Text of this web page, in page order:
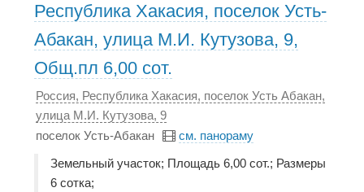
Республика Хакасия, поселок Усть-
Абакан, улица М.И. Кутузова, 9,
Общ.пл 6,00 сот.
Россия, Республика Хакасия, поселок Усть Абакан,
улица М.И. Кутузова, 9
поселок Усть-Абакан
см. панораму
Земельный участок; Площадь 6,00 сот.; Размеры
6 сотка;